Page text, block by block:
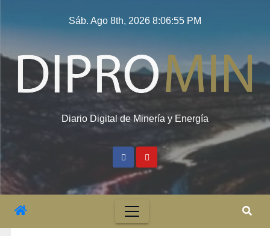
Sáb. Ago 8th, 2026 8:06:56 PM
Diario Digital de Minería y Energía